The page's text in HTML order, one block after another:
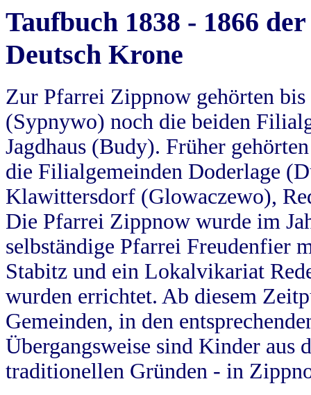
Taufbuch 1838 - 1866
Deutsch Krone
Zur Pfarrei Zippnow gehörten
(Sypnywo) noch die beiden
Jagdhaus (Budy). Früher
die Filialgemeinden Doderlage
Klawittersdorf (Glowaczewo),
Die Pfarrei Zippnow wurde im
selbständige Pfarrei Freudenfier
Stabitz und ein Lokalvikariat
wurden errichtet. Ab diesem
Gemeinden, in den
Übergangsweise sind Kinder aus
traditionellen Gründen - in